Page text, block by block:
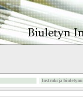
Instrukcja biuletynu